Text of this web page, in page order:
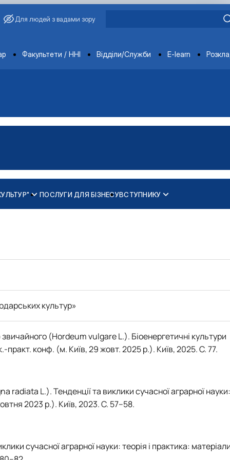
Для людей з вадами зору
Факультети / ННІ Відділи/Служби E-learn
на сорти рослин"
сучасність і …
насінн…
вченого М.О. Зе…
ПОСЛУГИ ДЛЯ БІЗНЕСУВСТУПНИКУ
культур»
(Hordeum vulgare L.). Біоенергетичні культури
практ. конф. (м. Київ, 29 жовт. 2025 р.). Київ, 2025. С. 77.
radiata L.). Тенденції та виклики сучасної аграрної науки:
2023 р.). Київ, 2023. С. 57–58.
сучасної аграрної науки: теорія і практика: